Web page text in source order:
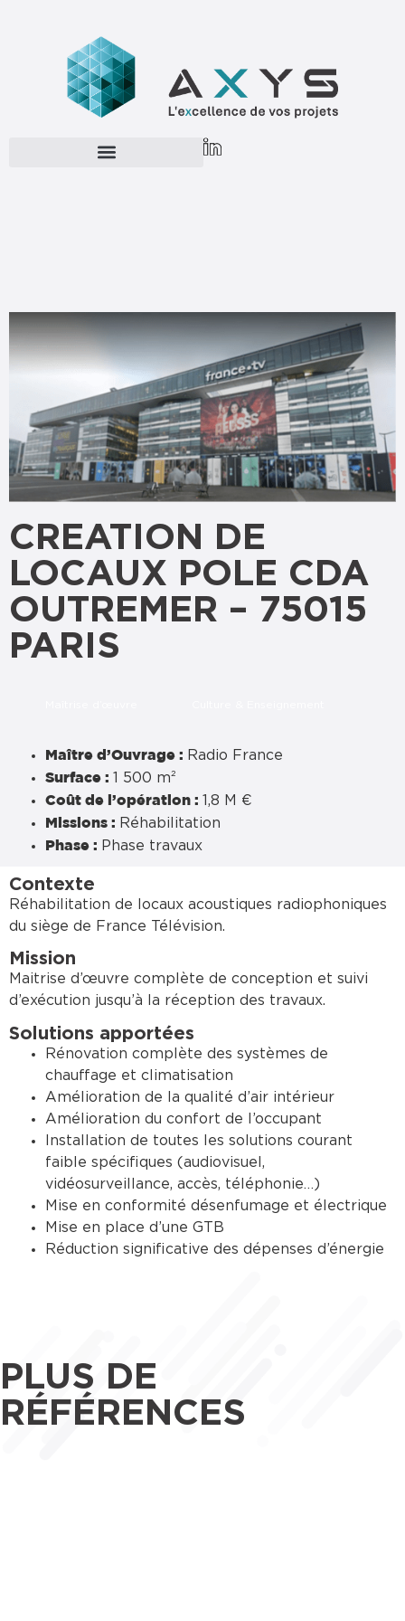
CREATION DE
LOCAUX POLE CDA
OUTREMER – 75015
PARIS
Maître d’Ouvrage : Radio France
Surface : 1 500 m²
Coût de l’opération : 1,8 M €
Missions : Réhabilitation
Phase : Phase travaux
Contexte
Réhabilitation de locaux acoustiques radiophoniques
du siège de France Télévision.
Mission
Maitrise d’œuvre complète de conception et suivi
d’exécution jusqu’à la réception des travaux.
Solutions apportées
Rénovation complète des systèmes de
chauffage et climatisation
Amélioration de la qualité d’air intérieur
Amélioration du confort de l’occupant
Installation de toutes les solutions courant
faible spécifiques (audiovisuel,
vidéosurveillance, accès, téléphonie…)
Mise en conformité désenfumage et électrique
Mise en place d’une GTB
Réduction significative des dépenses d’énergie
PLUS DE
RÉFÉRENCES